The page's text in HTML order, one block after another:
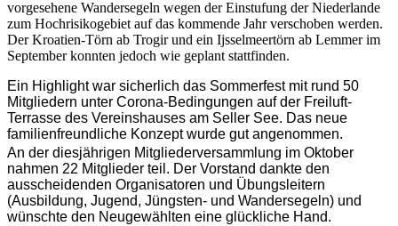
vorgesehene Wandersegeln wegen der Einstufung der Niederlande
zum Hochrisikogebiet auf das kommende Jahr verschoben werden.
Der Kroatien-Törn ab Trogir und ein Ijsselmeertörn ab Lemmer im
September konnten jedoch wie geplant stattfinden.
Ein Highlight war sicherlich das Sommerfest mit rund 50
Mitgliedern unter Corona-Bedingungen auf der Freiluft-
Terrasse des Vereinshauses am Seller See. Das neue
familienfreundliche Konzept wurde gut angenommen.
An der diesjährigen Mitgliederversammlung im Oktober
nahmen 22 Mitglieder teil. Der Vorstand dankte den
ausscheidenden Organisatoren und Übungsleitern
(Ausbildung, Jugend, Jüngsten- und Wandersegeln) und
wünschte den Neugewählten eine glückliche Hand.